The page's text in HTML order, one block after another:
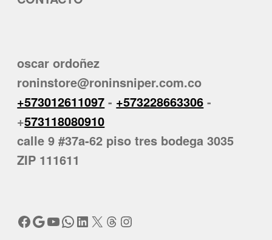
oscar ordoñez
roninstore@roninsniper.com.co
+573012611097 - +573228663306 -
+573118080910
calle 9 #37a-62 piso tres bodega 3035
ZIP 111611
Facebook
Google
YouTube
WhatsApp
LinkedIn
X Threads
Instagram